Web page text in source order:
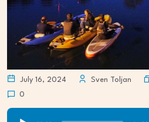
July 16, 2024 Sven Toljan
0